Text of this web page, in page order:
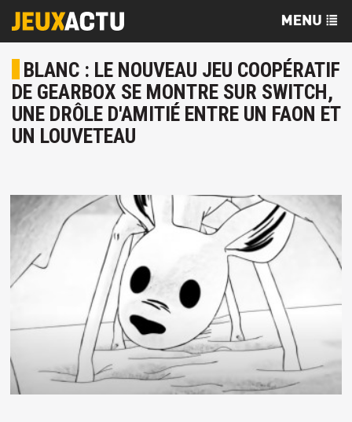
BLANC : LE NOUVEAU JEU COOPÉRATIF
DE GEARBOX SE MONTRE SUR SWITCH,
UNE DRÔLE D'AMITIÉ ENTRE UN FAON ET
UN LOUVETEAU